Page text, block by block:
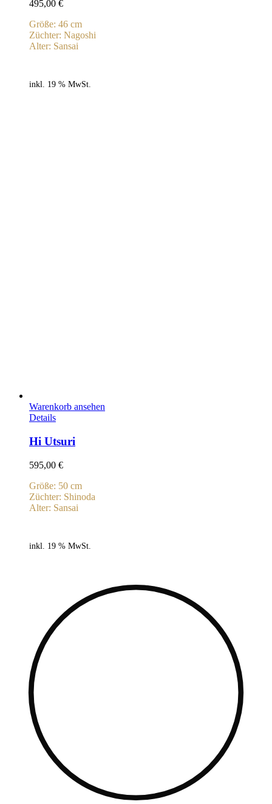
495,00 €
Größe: 46 cm
Züchter: Nagoshi
Alter: Sansai
inkl. 19 % MwSt.
Warenkorb ansehen
Details
Hi Utsuri
595,00 €
Größe: 50 cm
Züchter: Shinoda
Alter: Sansai
inkl. 19 % MwSt.